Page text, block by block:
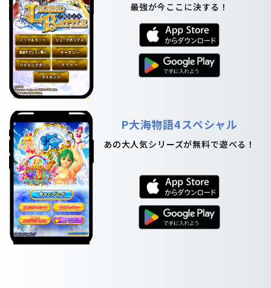
最強が今ここに決する！
P大海物語4スペシャル
あの大人気シリーズが無料で遊べる！